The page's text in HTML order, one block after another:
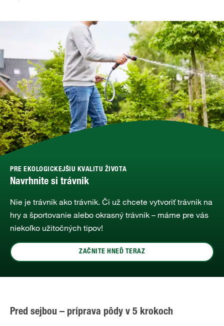
PRE EKOLOGICKEJŠIU KVALITU ŽIVOTA
Navrhnite si trávnik
Nie je trávnik ako trávnik. Či už chcete vytvoriť trávnik na
hry a športovanie alebo okrasný trávnik – máme pre vás
niekoľko užitočných tipov!
ZAČNITE HNEĎ TERAZ
Pred sejbou – príprava pôdy v 5 krokoch